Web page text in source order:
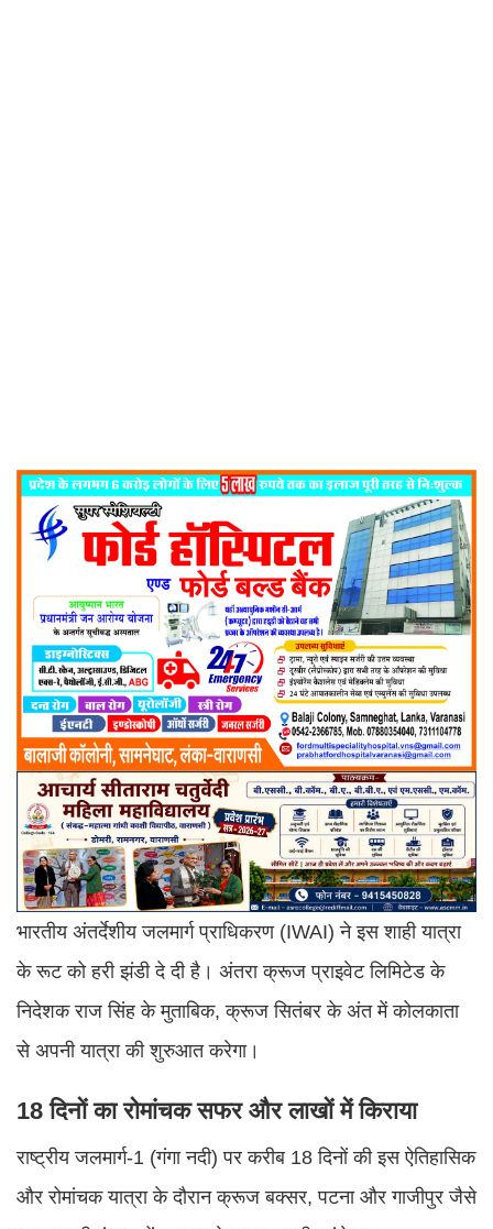
भारतीय अंतर्देशीय जलमार्ग प्राधिकरण (IWAI) ने इस शाही यात्रा
के रूट को हरी झंडी दे दी है। अंतरा क्रूज प्राइवेट लिमिटेड के
निदेशक राज सिंह के मुताबिक, क्रूज सितंबर के अंत में कोलकाता
से अपनी यात्रा की शुरुआत करेगा।
18 दिनों का रोमांचक सफर और लाखों में किराया
राष्ट्रीय जलमार्ग-1 (गंगा नदी) पर करीब 18 दिनों की इस ऐतिहासिक
और रोमांचक यात्रा के दौरान क्रूज बक्सर, पटना और गाजीपुर जैसे